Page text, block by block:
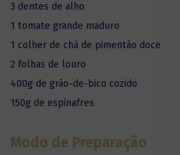
3 dentes de alho
1 tomate grande maduro
1 colher de chá de pimentão doce
2 folhas de louro
400g de grão-de-bico cozido
150g de espinafres
Modo de Preparação